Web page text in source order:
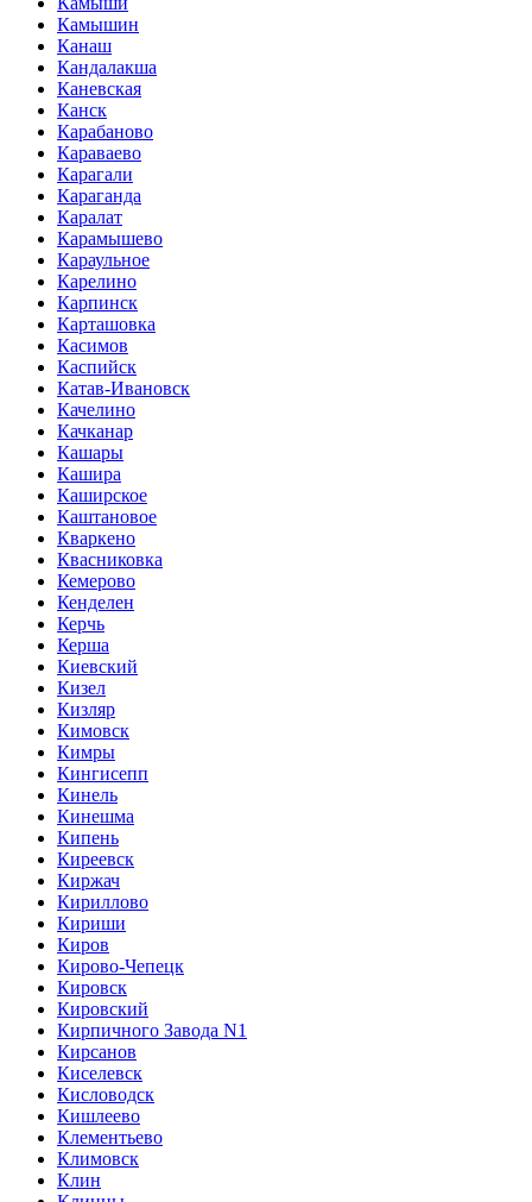
Камышин
Канаш
Кандалакша
Каневская
Канск
Карабаново
Караваево
Карагали
Караганда
Каралат
Карамышево
Караульное
Карелино
Карпинск
Карташовка
Касимов
Каспийск
Катав-Ивановск
Качелино
Качканар
Кашары
Кашира
Каширское
Каштановое
Кваркено
Квасниковка
Кемерово
Кенделен
Керчь
Керша
Киевский
Кизел
Кизляр
Кимовск
Кимры
Кингисепп
Кинель
Кинешма
Кипень
Киреевск
Киржач
Кириллово
Кириши
Киров
Кирово-Чепецк
Кировск
Кировский
Кирпичного Завода N1
Кирсанов
Киселевск
Кисловодск
Кишлеево
Клементьево
Климовск
Клин